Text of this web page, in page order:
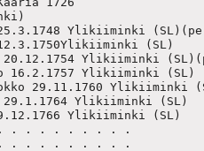
Ylikiiminki
(SL)
20.12.1754 Ylikiiminki
16.2.1757 Ylikiiminki (SL)
29.11.1760 Ylikiiminki
29.1.1764 Ylikiiminki (SL)
Ylikiiminki (SL)
. . . . . . . . .
. . . . . . . . .